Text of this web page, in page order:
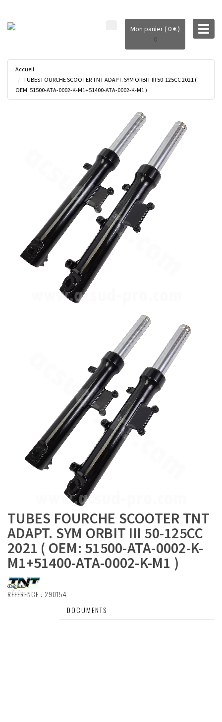
Mon panier ( 0 € )
0
Accueil
TUBES FOURCHE SCOOTER TNT ADAPT. SYM ORBIT III 50-125CC 2021 (
OEM: 51500-ATA-0002-K-M1+51400-ATA-0002-K-M1 )
TUBES FOURCHE SCOOTER TNT
ADAPT. SYM ORBIT III 50-125CC
2021 ( OEM: 51500-ATA-0002-K-
M1+51400-ATA-0002-K-M1 )
RÉFÉRENCE : 290154
DOCUMENTS